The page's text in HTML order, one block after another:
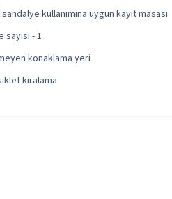
kullanımına uygun kayıt masası
- 1
konaklama yeri
kiralama